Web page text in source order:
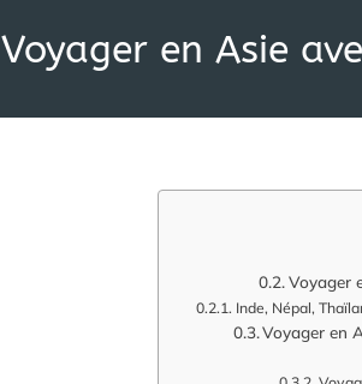
Voyager en Asie
Voyager
Inde, Népal,
Voyager en